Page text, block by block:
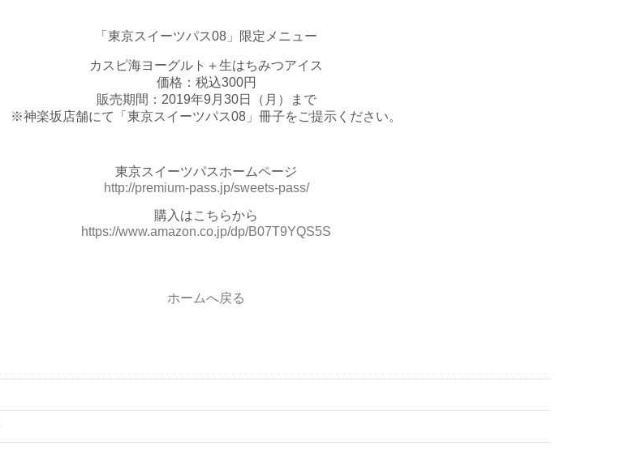
「東京スイーツパス08」限定メニュー
カスピ海ヨーグルト＋生はちみつアイス
価格：税込300円
販売期間：2019年9月30日（月）まで
※神楽坂店舗にて「東京スイーツパス08」冊子をご提示ください。
東京スイーツパスホームページ
http://premium-pass.jp/sweets-pass/
購入はこちらから
https://www.amazon.co.jp/dp/B07T9YQS5S
ホームへ戻る